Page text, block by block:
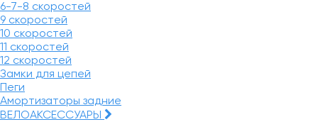
6-7-8 скоростей
9 скоростей
10 скоростей
11 скоростей
12 скоростей
Замки для цепей
Пеги
Амортизаторы задние
ВЕЛОАКСЕССУАРЫ